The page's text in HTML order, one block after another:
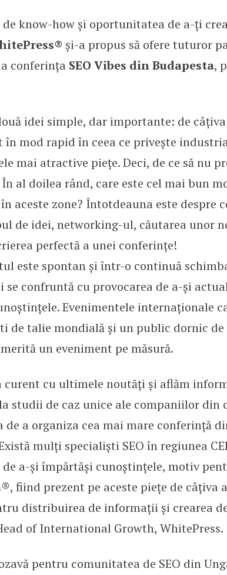
importantă conferință de
know-how și oportunitatea de a-ți
și-a propus să ofere tuturor
conferința SEO Vibes din Budapesta,
idei simple, dar importante: de
în mod rapid în ceea ce privește
mai atractive piețe. Deci, de ce să nu
al doilea rând, care este cel mai bun
aceste zone? Întotdeauna este despre
de idei, networking-ul, căutarea unor
perfectă a unei conferințe!
este spontan și într-o continuă
confruntă cu provocarea de a-și
Evenimentele internaționale
de talie mondială și un public dornic
un eveniment pe măsură.
curent cu ultimele noutăți și aflăm
studii de caz unice ale companiilor din
de a organiza cea mai mare conferință
mulți specialiști SEO în regiunea
a-și împărtăși cunoștințele, motiv
fiind prezent pe aceste piețe de câțiva
distribuirea de informații și crearea
of International Growth, WhitePress.
pentru comunitatea de SEO din